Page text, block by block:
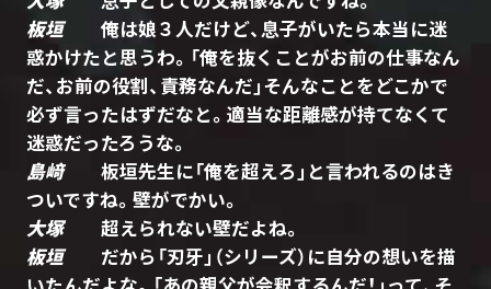
板垣俺は娘３人だけど、息子がいたら本当に迷
惑かけたと思うわ。「俺を抜くことがお前の仕事なん
だ、お前の役割、責務なんだ」そんなことをどこかで
必ず言ったはずだなと。適当な距離感が持てなくて
迷惑だったろうな。
島﨑板垣先生に「俺を超えろ」と言われるのはき
ついですね。壁がでかい。
大塚超えられない壁だよね。
板垣だから「刃牙」（シリーズ）に自分の想いを描